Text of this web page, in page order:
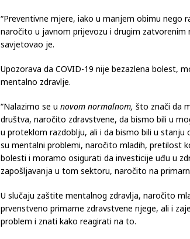
“Preventivne mjere, iako u manjem obimu nego
naročito u javnom prijevozu i drugim
savjetovao je.
Upozorava da COVID-19 nije bezazlena bolest,
mentalno zdravlje.
“Nalazimo se u novom normalnom, što znači da
društva, naročito zdravstvene, da bismo bili u
u proteklom razdoblju, ali i da bismo bili u
su mentalni problemi, naročito mladih, pretilost
bolesti i moramo osigurati da investicije uđu u
zapošljavanja u tom sektoru, naročito na
U slučaju zaštite mentalnog zdravlja, naročito
prvenstveno primarne zdravstvene njege, ali i
problem i znati kako reagirati na to.